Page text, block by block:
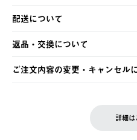
以下のいずれかの方法でお支払
・クレジットカード決済
・コンビニ決済
・Pay-easy決済
配送について
【発送スケジュール】
ご注文・ご入金完了より2営業
土日祝の発送はございませんの
の発送となる場合がございます
返品・交換について
※お客様都合の場合
お客様都合の返品にかかる送料
ご注文内容の変更・キャンセル
LOGOS FAMILY会員の方は、
詳細は